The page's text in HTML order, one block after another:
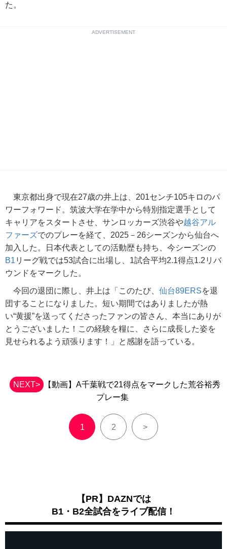
た。
ADVERTISEMENT
東京都出身で現在27歳の井上は、201センチ105キロのパ
ワーフォワード。筑波大学在学中から特別指定選手として
キャリアをスタートさせ、サンロッカーズ渋谷や越谷アル
ファーズでのプレーを経て、2025－26シーズンから仙台へ
加入した。日本代表としての活動歴も持ち、今シーズンの
B1 リーグ戦では53試合に出場し、1試合平均2.1得点1.2リバ
ウンドをマークした。
今回の退団に際し、井上は「このたび、 仙台89ERSを退
団することになりました。短い期間ではありましたが熱
い“黄援”を送ってくださったファンの皆さん、本当にありが
とうございました！この経験を糧に、さらに成長した姿を
見せられるよう頑張ります！」と感謝を語っている。
NEXT> 【動画】A千葉戦で21得点をマークした荒谷裕秀
プレー集
1 2 >
【PR】DAZNでは
B1・B2全試合をライブ配信！